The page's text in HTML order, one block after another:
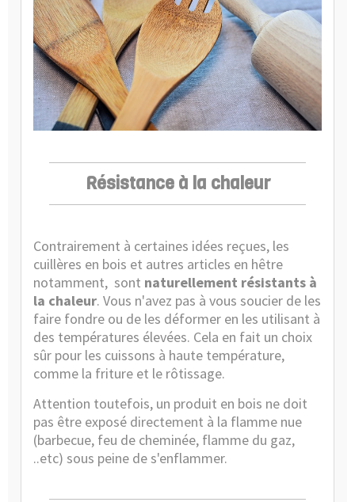
Résistance à la chaleur
Contrairement à certaines idées reçues, les
cuillères en bois et autres articles en hêtre
notamment, sont naturellement résistants à
la chaleur. Vous n'avez pas à vous soucier de les
faire fondre ou de les déformer en les utilisant à
des températures élevées. Cela en fait un choix
sûr pour les cuissons à haute température,
comme la friture et le rôtissage.
Attention toutefois, un produit en bois ne doit
pas être exposé directement à la flamme nue
(barbecue, feu de cheminée, flamme du gaz,
..etc) sous peine de s'enflammer.